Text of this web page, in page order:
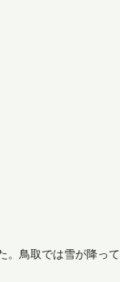
。鳥取では雪が降って